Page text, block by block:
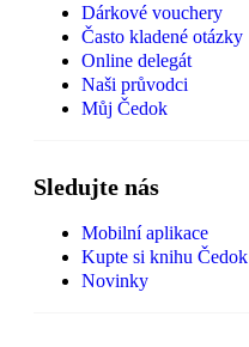
Dárkové vouchery
Často kladené otázky
Online delegát
Naši průvodci
Můj Čedok
Sledujte nás
Mobilní aplikace
Kupte si knihu Čedok
Novinky